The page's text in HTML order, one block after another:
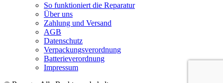
So funktioniert die Reparatur
Über uns
Zahlung und Versand
AGB
Datenschutz
Verpackungsverordnung
Batterieverordnung
Impressum